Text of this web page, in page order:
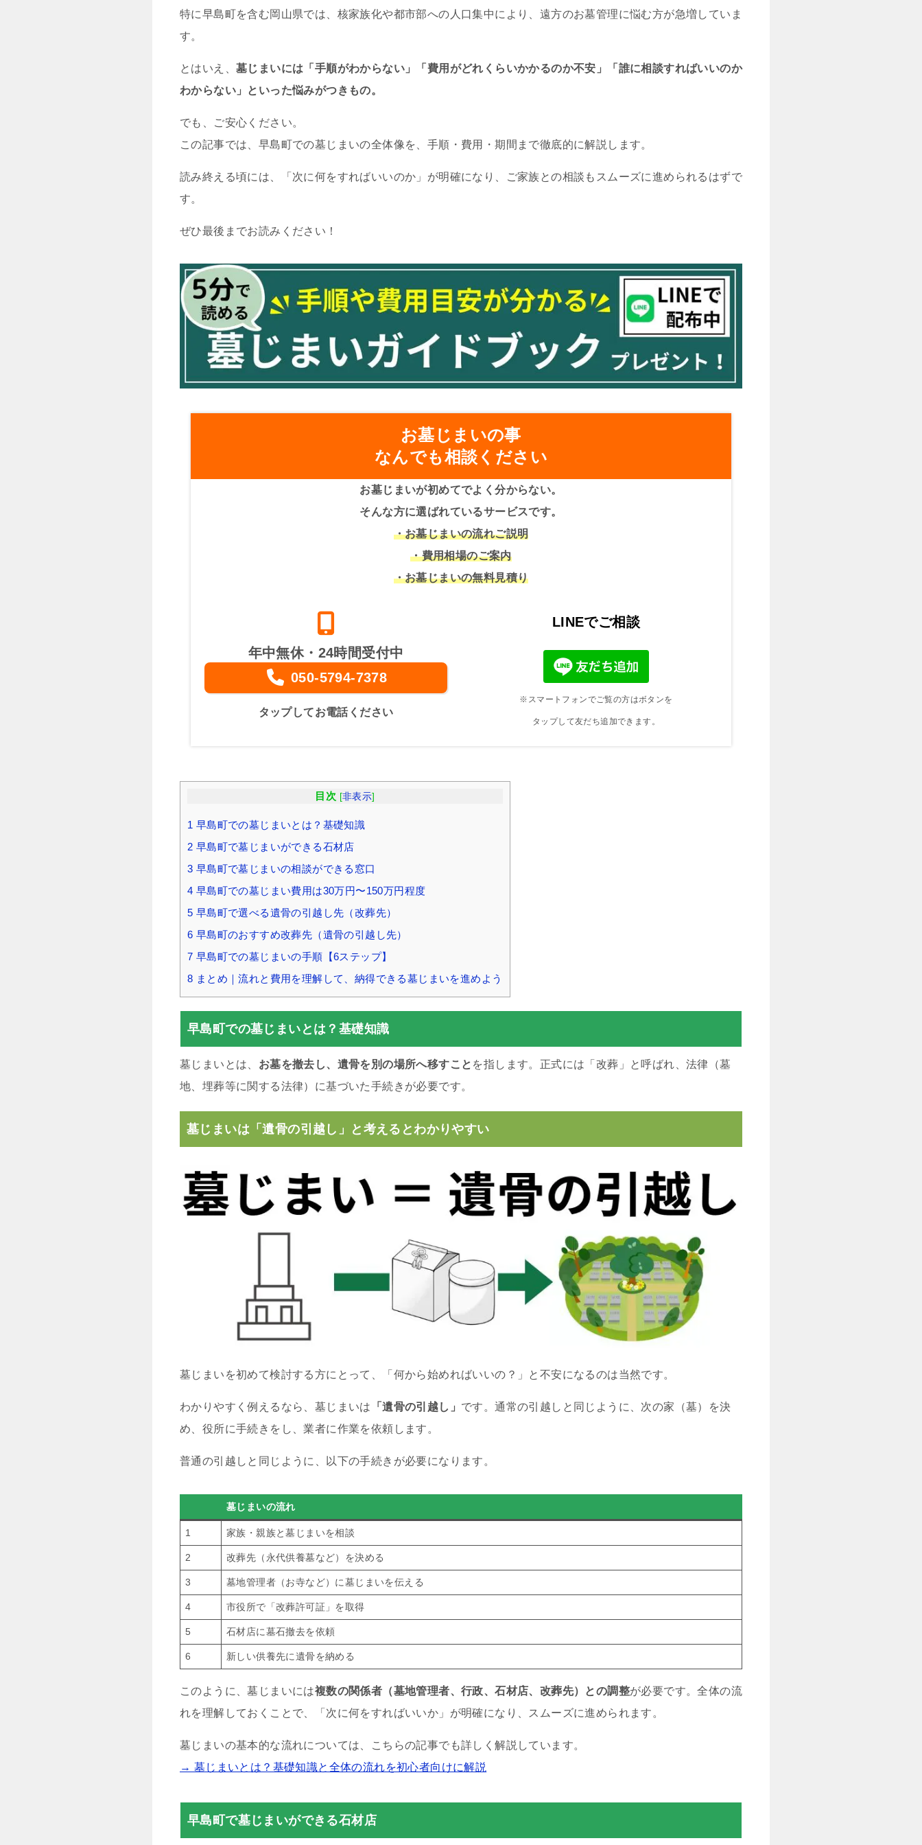
特に早島町を含む岡山県では、核家族化や都市部への人口集中により、遠方のお墓管理に悩む方が急増していま
す。
とはいえ、 墓じまいには「手順がわからない」「費用がどれくらいかかるのか不安」「誰に相談すればいいのか
わからない」といった悩みがつきもの。
でも、ご安心ください。
この記事では、早島町での墓じまいの全体像を、手順・費用・期間まで徹底的に解説します。
読み終える頃には、「次に何をすればいいのか」が明確になり、ご家族との相談もスムーズに進められるはずで
す。
ぜひ最後までお読みください！
お墓じまいの事
なんでも相談ください
お墓じまいが初めてでよく分からない。
そんな方に選ばれているサービスです。
・お墓じまいの流れご説明
・費用相場のご案内
・お墓じまいの無料見積り
年中無休・24時間受付中
050-5794-7378
タップしてお電話ください
LINEでご相談
※スマートフォンでご覧の方はボタンを
タップして友だち追加できます。
目次 [非表示]
1 早島町での墓じまいとは？基礎知識
2 早島町で墓じまいができる石材店
3 早島町で墓じまいの相談ができる窓口
4 早島町での墓じまい費用は30万円〜150万円程度
5 早島町で選べる遺骨の引越し先（改葬先）
6 早島町のおすすめ改葬先（遺骨の引越し先）
7 早島町での墓じまいの手順【6ステップ】
8 まとめ｜流れと費用を理解して、納得できる墓じまいを進めよう
早島町での墓じまいとは？基礎知識
墓じまいとは、 お墓を撤去し、遺骨を別の場所へ移すこと を指します。正式には「改葬」と呼ばれ、法律（墓
地、埋葬等に関する法律）に基づいた手続きが必要です。
墓じまいは「遺骨の引越し」と考えるとわかりやすい
墓じまいを初めて検討する方にとって、「何から始めればいいの？」と不安になるのは当然です。
わかりやすく例えるなら、墓じまいは 「遺骨の引越し」 です。通常の引越しと同じように、次の家（墓）を決
め、役所に手続きをし、業者に作業を依頼します。
普通の引越しと同じように、以下の手続きが必要になります。
墓じまいの流れ
1 家族・親族と墓じまいを相談
2 改葬先（永代供養墓など）を決める
3 墓地管理者（お寺など）に墓じまいを伝える
4 市役所で「改葬許可証」を取得
5 石材店に墓石撤去を依頼
6 新しい供養先に遺骨を納める
このように、墓じまいには複数の関係者（墓地管理者、行政、石材店、改葬先）との調整が必要です。全体の流
れを理解しておくことで、「次に何をすればいいか」が明確になり、スムーズに進められます。
墓じまいの基本的な流れについては、こちらの記事でも詳しく解説しています。
→ 墓じまいとは？基礎知識と全体の流れを初心者向けに解説
早島町で墓じまいができる石材店